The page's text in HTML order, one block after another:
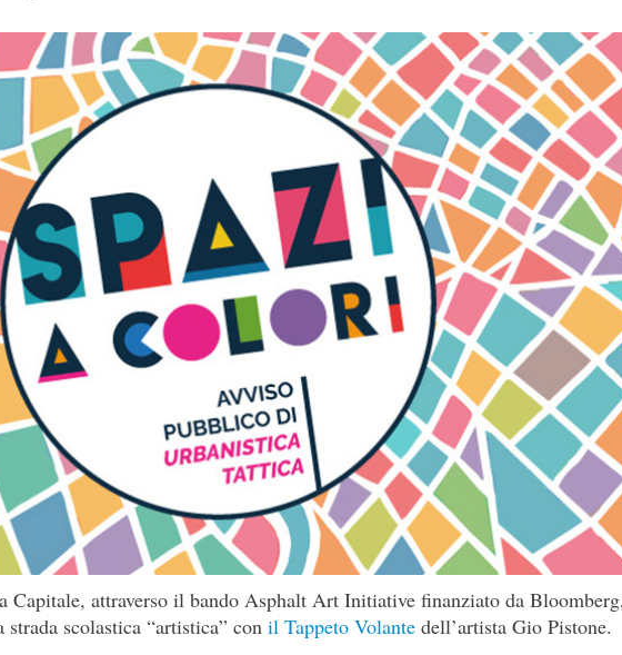
Capitale, attraverso il bando Asphalt Art Initiative finanziato da
scolastica “artistica” con il Tappeto Volante dell’artista Gio Pistone.